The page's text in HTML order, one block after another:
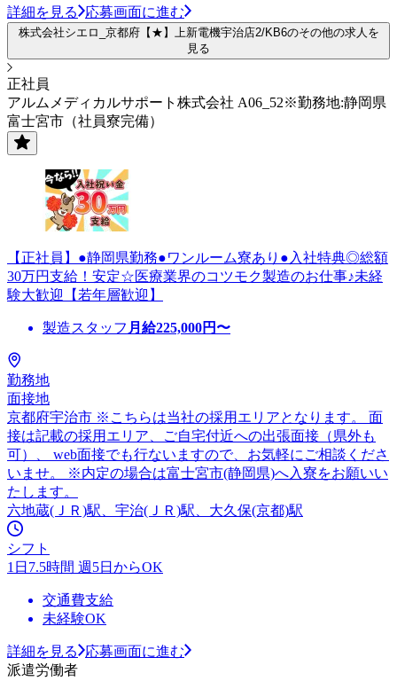
詳細を見る 応募画面に進む
株式会社シエロ_京都府【★】上新電機宇治店2/KB6のその他の求人を
見る
正社員
アルムメディカルサポート株式会社 A06_52※勤務地:静岡県
富士宮市（社員寮完備）
【正社員】●静岡県勤務●ワンルーム寮あり●入社特典◎総額
30万円支給！安定☆医療業界のコツモク製造のお仕事♪未経
験大歓迎【若年層歓迎】
製造スタッフ 月給225,000円〜
勤務地
面接地
京都府宇治市 ※こちらは当社の採用エリアとなります。 面
接は記載の採用エリア、ご自宅付近への出張面接（県外も
可）、 web面接でも行ないますので、お気軽にご相談くださ
いませ。 ※内定の場合は富士宮市(静岡県)へ入寮をお願いい
たします。
六地蔵(ＪＲ)駅、宇治(ＪＲ)駅、大久保(京都)駅
シフト
1日7.5時間 週5日からOK
交通費支給
未経験OK
詳細を見る
応募画面に進む
派遣労働者